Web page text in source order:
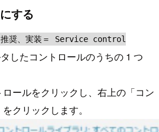
する
推奨、実装＝ Service control
したコントロールのうちの 1 つ
ールをクリックし、右上の「コン
クリックします。